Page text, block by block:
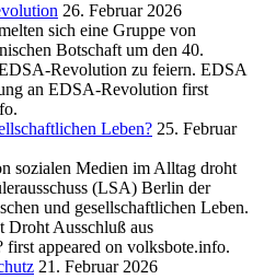
26. Februar 2026
sich eine Gruppe von
Botschaft um den 40.
Revolution zu feiern. EDSA
an EDSA-Revolution first
Leben? 25. Februar
sozialen Medien im Alltag droht
(LSA) Berlin der
und gesellschaftlichen Leben.
Droht Ausschluß aus
first appeared on volksbote.info.
21. Februar 2026